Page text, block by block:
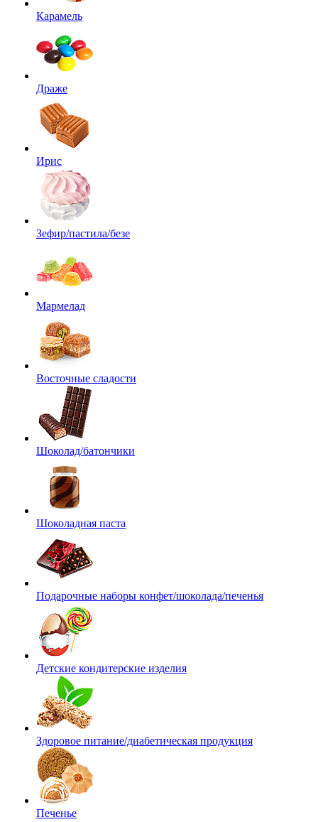
Карамель
Драже
Ирис
Зефир/пастила/безе
Мармелад
Восточные сладости
Шоколад/батончики
Шоколадная паста
Подарочные наборы конфет/шоколада/печенья
Детские кондитерские изделия
Здоровое питание/диабетическая продукция
Печенье